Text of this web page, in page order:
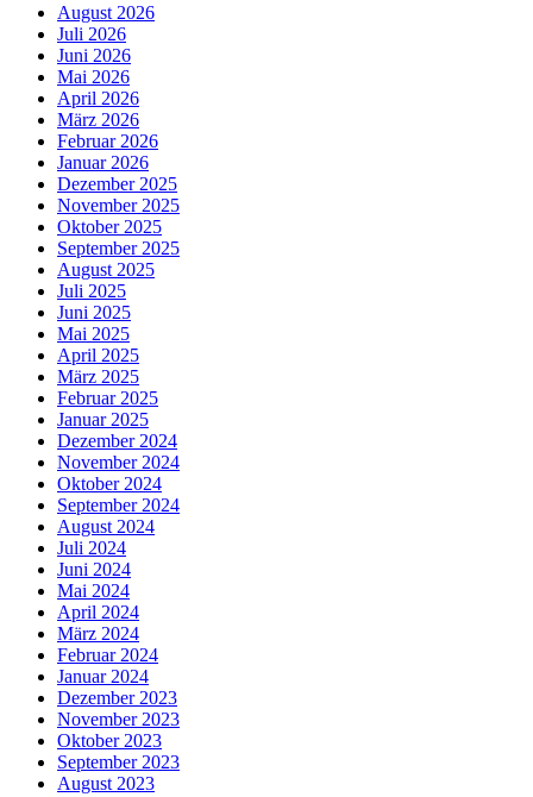
August 2026
Juli 2026
Juni 2026
Mai 2026
April 2026
März 2026
Februar 2026
Januar 2026
Dezember 2025
November 2025
Oktober 2025
September 2025
August 2025
Juli 2025
Juni 2025
Mai 2025
April 2025
März 2025
Februar 2025
Januar 2025
Dezember 2024
November 2024
Oktober 2024
September 2024
August 2024
Juli 2024
Juni 2024
Mai 2024
April 2024
März 2024
Februar 2024
Januar 2024
Dezember 2023
November 2023
Oktober 2023
September 2023
August 2023